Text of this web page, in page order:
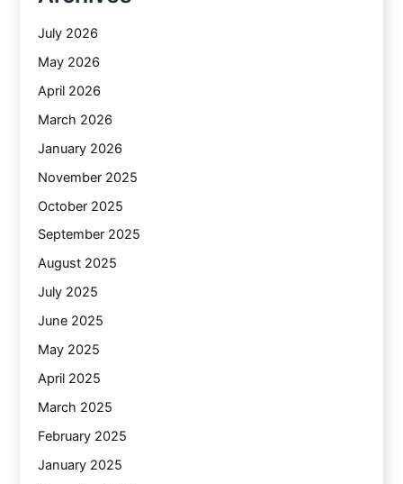
July 2026
May 2026
April 2026
March 2026
January 2026
November 2025
October 2025
September 2025
August 2025
July 2025
June 2025
May 2025
April 2025
March 2025
February 2025
January 2025